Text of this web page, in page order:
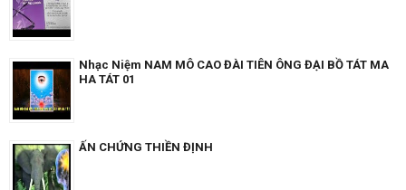
Nhạc Niệm NAM MÔ CAO ĐÀI TIÊN ÔNG ĐẠI BỒ TÁT MA
HA TÁT 01
ẤN CHỨNG THIỀN ĐỊNH